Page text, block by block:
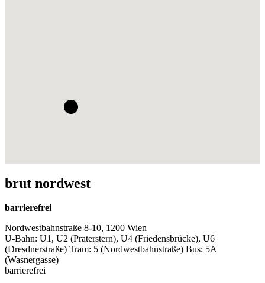
brut nordwest
barrierefrei
Nordwestbahnstraße 8-10, 1200 Wien
U-Bahn: U1, U2 (Praterstern), U4 (Friedensbrücke), U6
(Dresdnerstraße) Tram: 5 (Nordwestbahnstraße) Bus: 5A
(Wasnergasse)
barrierefrei